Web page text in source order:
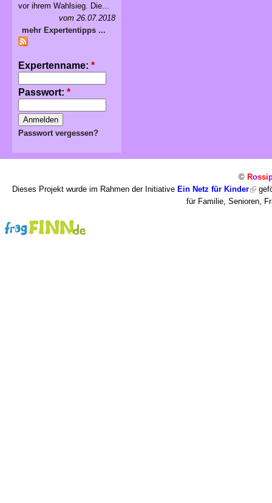
vor ihrem Wahlsieg. Die...
vom 26.07.2018
mehr Expertentipps ...
Expertenname: *
Passwort: *
Passwort vergessen?
© Rossi
Dieses Projekt wurde im Rahmen der Initiative Ein Netz für Kinder
für Familie, Senioren,